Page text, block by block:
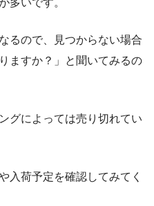
多いです。
るので、見つからない場合
ますか？」と聞いてみるの
グによっては売り切れてい
入荷予定を確認してみてく